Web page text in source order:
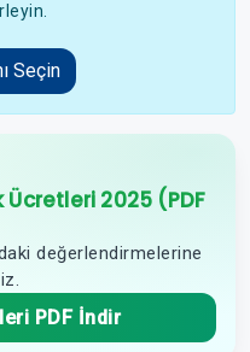
Seçin
2025 (PDF
değerlendirmelerine
PDF İndir